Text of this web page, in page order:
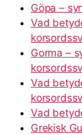
Göpa –
Vad
Gorma –
Vad
Vad
Grekisk